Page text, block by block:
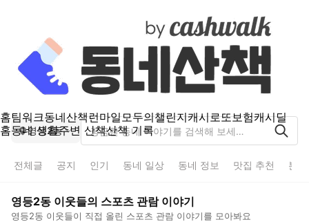
홈팀워크동네산책런마일모두의챌린지캐시로또보험캐시딜
홈동네 생활주변 산책산책 기록
영등2동
전체글 공지 인기 동네 일상 동네 정보 맛집 추천 분
영등2동 이웃들의 스포츠 관람이야기
영등2동 이웃들이 직접 올린 스포츠 관람 이야기를 모아봐요